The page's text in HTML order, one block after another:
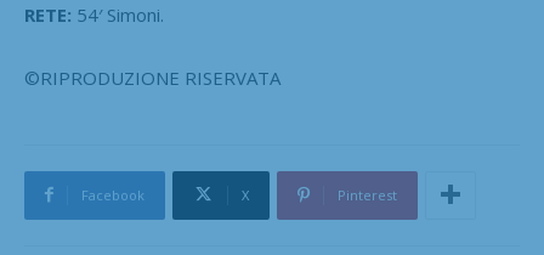
RETE: 54′ Simoni.
©RIPRODUZIONE RISERVATA
Facebook X Pinterest